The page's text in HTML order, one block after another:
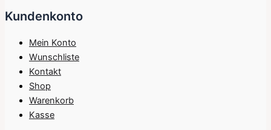
Kundenkonto
Mein Konto
Wunschliste
Kontakt
Shop
Warenkorb
Kasse